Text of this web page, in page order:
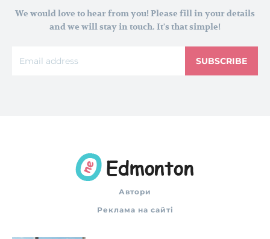
We would love to hear from you! Please fill in your details
and we will stay in touch. It's that simple!
SUBSCRIBE
Автори
Реклама на сайті